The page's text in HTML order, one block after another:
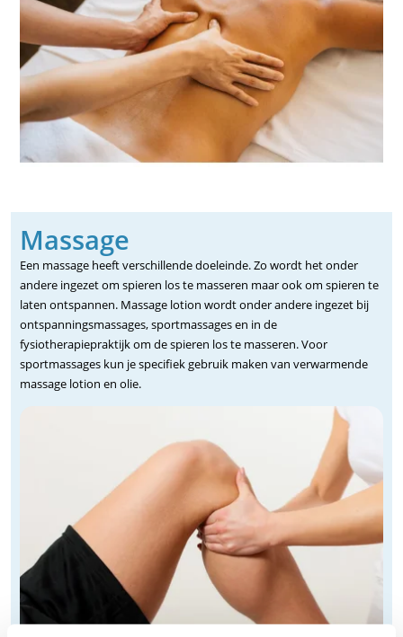
Massage
Een massage heeft verschillende doeleinde. Zo wordt het onder
andere ingezet om spieren los te masseren maar ook om spieren te
laten ontspannen. Massage lotion wordt onder andere ingezet bij
ontspanningsmassages, sportmassages en in de
fysiotherapiepraktijk om de spieren los te masseren. Voor
sportmassages kun je specifiek gebruik maken van verwarmende
massage lotion en olie.